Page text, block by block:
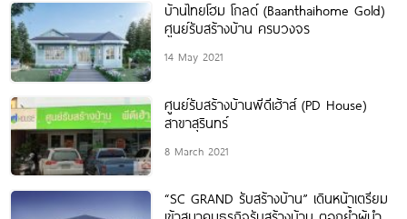
บ้านไทยโฮม โกลด์ (Baanthaihome Gold)
ศูนย์รับสร้างบ้าน ครบวงจร
14 May 2021
ศูนย์รับสร้างบ้านพีดีเฮ้าส์ (PD House)
สาขาสุรินทร์
8 March 2021
“SC GRAND รับสร้างบ้าน” เดินหน้าเตรียม